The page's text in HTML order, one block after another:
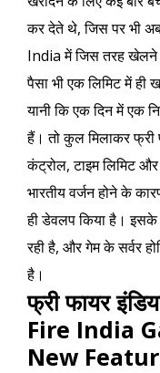
कर देते थे, जिस पर भी
India में जिस तरह खेलने
पैसा भी एक लिमिट में ही
यानी कि एक दिन में एक
हैं। तो कुल मिलाकर
कंट्रोल, टाइम लिमिट
भारतीय वर्जन होने के
ही डेवलप किया है। इसके
रही है, और गेम के सर्वर
है।
फ्री फायर
Fire India
New